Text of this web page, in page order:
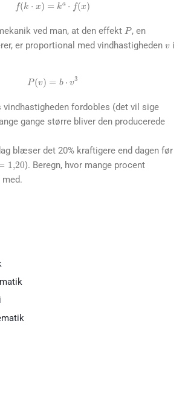
f(k⋅x)=ka⋅f(x)
ved man, at den effekt
, en
er proportional med vindhastigheden
i
P(v)=b⋅v3
vindhastigheden fordobles (det vil sige
gange større bliver den producerede
blæser det 20% kraftigere end dagen før
1,20
). Beregn, hvor mange procent